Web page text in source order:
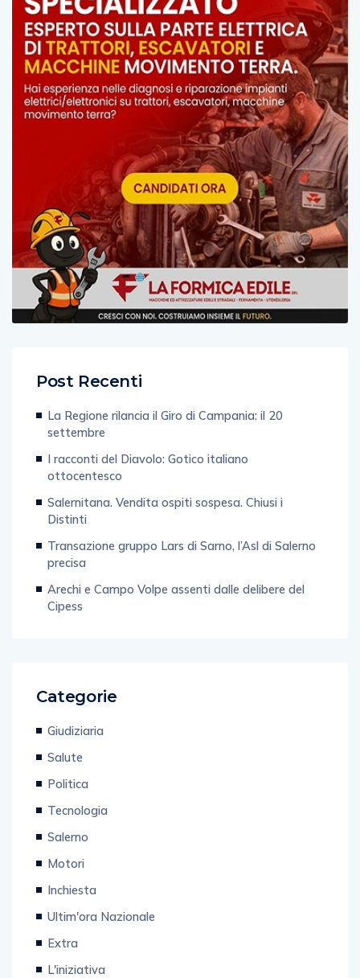
Post Recenti
La Regione rilancia il Giro di Campania: il 20
settembre
I racconti del Diavolo: Gotico italiano
ottocentesco
Salernitana. Vendita ospiti sospesa. Chiusi i
Distinti
Transazione gruppo Lars di Sarno, l’Asl di Salerno
precisa
Arechi e Campo Volpe assenti dalle delibere del
Cipess
Categorie
Giudiziaria
Salute
Politica
Tecnologia
Salerno
Motori
Inchiesta
Ultim'ora Nazionale
Extra
L'iniziativa